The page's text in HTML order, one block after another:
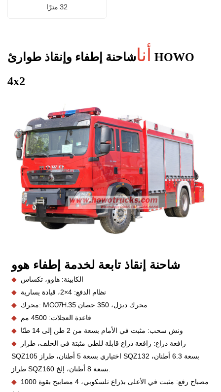
32 مترًا
أناشاحنة إطفاء وإنقاذ طوارئ HOWO
4x2
شاحنة إنقاذ تابعة لخدمة إطفاء هوو
◆ الكابينة: هاوو، تكساس
◆
نظام الدفع: 4×2، قيادة يسارية
◆
محرك: MC07H.35
محرك ديزل، 350 حصان
◆
قاعدة العجلات: 4500 مم
◆
ونش سحب: مثبت في الأمام بسعة من 2 طن إلى 14 طنًا
◆
SQZ105 اختياري بسعة 5 أطنان، طراز SQZ132 بسعة 6.3 أطنان،
◆